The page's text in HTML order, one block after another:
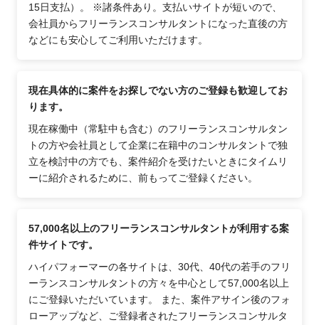
15日支払）。 ※諸条件あり。支払いサイトが短いので、
会社員からフリーランスコンサルタントになった直後の方
などにも安心してご利用いただけます。
現在具体的に案件をお探しでない方のご登録も歓迎してお
ります。
現在稼働中（常駐中も含む）のフリーランスコンサルタン
トの方や会社員として企業に在籍中のコンサルタントで独
立を検討中の方でも、案件紹介を受けたいときにタイムリ
ーに紹介されるために、前もってご登録ください。
57,000名以上のフリーランスコンサルタントが利用する案
件サイトです。
ハイパフォーマーの各サイトは、30代、40代の若手のフリ
ーランスコンサルタントの方々を中心として57,000名以上
にご登録いただいています。 また、案件アサイン後のフォ
ローアップなど、ご登録者されたフリーランスコンサルタ